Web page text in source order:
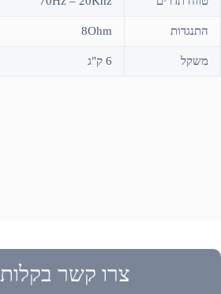
התנגדות 8Ohm
משקל 6 ק"ג
צרו קשר בקלות